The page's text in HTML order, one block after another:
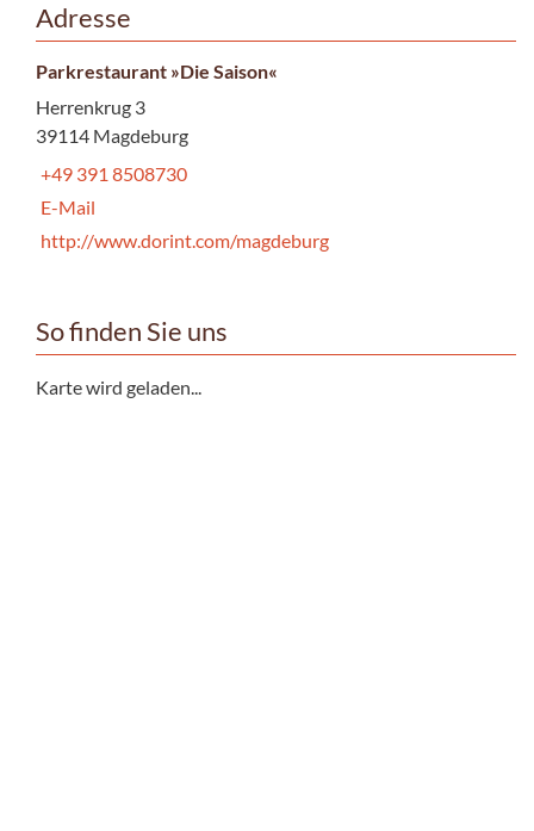
Adresse
Parkrestaurant »Die Saison«
Herrenkrug 3
39114 Magdeburg
+49 391 8508730
E-Mail
http://www.dorint.com/magdeburg
So finden Sie uns
Karte wird geladen...